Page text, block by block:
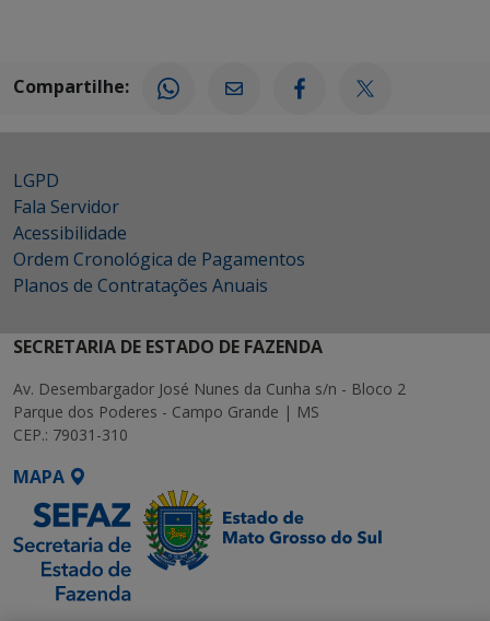
Compartilhe:
LGPD
Fala Servidor
Acessibilidade
Ordem Cronológica de Pagamentos
Planos de Contratações Anuais
SECRETARIA DE ESTADO DE FAZENDA
Av. Desembargador José Nunes da Cunha s/n - Bloco 2
Parque dos Poderes - Campo Grande | MS
CEP.: 79031-310
MAPA